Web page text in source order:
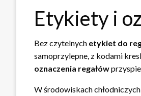
Etykiety i
Bez czytelnych etykiet do
samoprzylepne, z kodami
oznaczenia regałów
W środowiskach